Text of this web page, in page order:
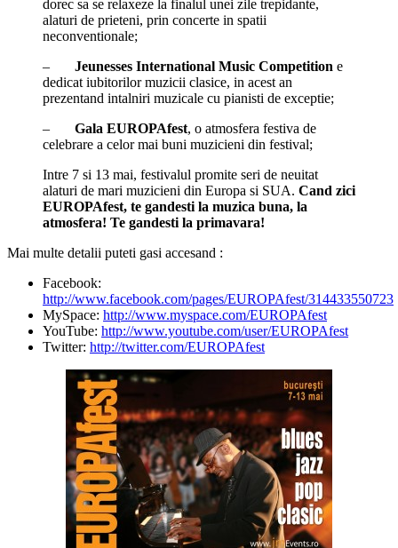
dorec sa se relaxeze la finalul unei zile trepidante,
alaturi de prieteni, prin concerte in spatii
neconventionale;
– Jeunesses International Music Competition e
dedicat iubitorilor muzicii clasice, in acest an
prezentand intalniri muzicale cu pianisti de exceptie;
– Gala EUROPAfest, o atmosfera festiva de
celebrare a celor mai buni muzicieni din festival;
Intre 7 si 13 mai, festivalul promite seri de neuitat
alaturi de mari muzicieni din Europa si SUA. Cand zici
EUROPAfest, te gandesti la muzica buna, la
atmosfera! Te gandesti la primavara!
Mai multe detalii puteti gasi accesand :
Facebook:
http://www.facebook.com/pages/EUROPAfest/314433550723
MySpace: http://www.myspace.com/EUROPAfest
YouTube: http://www.youtube.com/user/EUROPAfest
Twitter: http://twitter.com/EUROPAfest